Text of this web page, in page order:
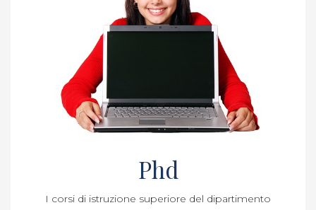
Phd
I corsi di istruzione superiore del dipartimento